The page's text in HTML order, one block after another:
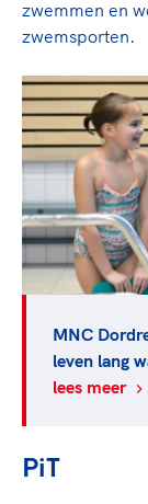
zwemmen en
zwemsporten.
MNC
leven lang
lees meer
PiT